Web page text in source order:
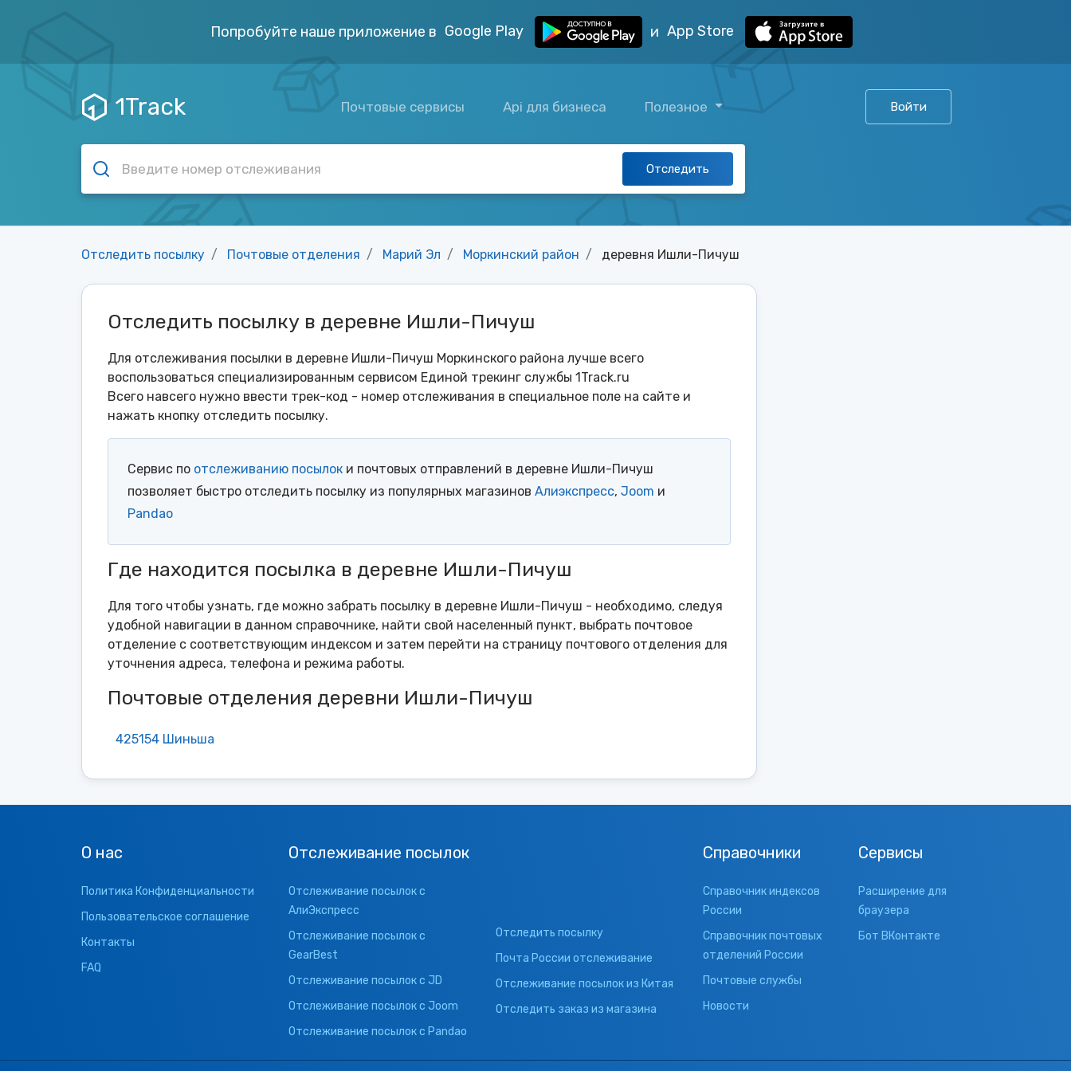
Попробуйте наше приложение в Google Play и App Store
1Track Почтовые сервисы Api для бизнеса Полезное Войти
Отследить
Отследить посылку Почтовые отделения Марий Эл Моркинский район деревня Ишли-Пичуш
Отследить посылку в деревне Ишли-Пичуш
Для отслеживания посылки в деревне Ишли-Пичуш Моркинского района лучше всего
воспользоваться специализированным сервисом Единой трекинг службы 1Track.ru
Всего навсего нужно ввести трек-код - номер отслеживания в специальное поле на сайте и
нажать кнопку отследить посылку.
Сервис по отслеживанию посылок и почтовых отправлений в деревне Ишли-Пичуш
позволяет быстро отследить посылку из популярных магазинов Алиэкспресс, Joom и
Pandao
Где находится посылка в деревне Ишли-Пичуш
Для того чтобы узнать, где можно забрать посылку в деревне Ишли-Пичуш - необходимо, следуя
удобной навигации в данном справочнике, найти свой населенный пункт, выбрать почтовое
отделение с соответствующим индексом и затем перейти на страницу почтового отделения для
уточнения адреса, телефона и режима работы.
Почтовые отделения деревни Ишли-Пичуш
425154 Шиньша
О нас
Политика Конфиденциальности
Пользовательское соглашение
Контакты
FAQ
Отслеживание посылок
Отслеживание посылок с
АлиЭкспресс
Отслеживание посылок с
GearBest
Отслеживание посылок с JD
Отслеживание посылок с Joom
Отслеживание посылок с Pandao
Отследить посылку
Почта России отслеживание
Отслеживание посылок из Китая
Отследить заказ из магазина
Справочники
Справочник индексов
России
Справочник почтовых
отделений России
Почтовые службы
Новости
Сервисы
Расширение для
браузера
Бот ВКонтакте